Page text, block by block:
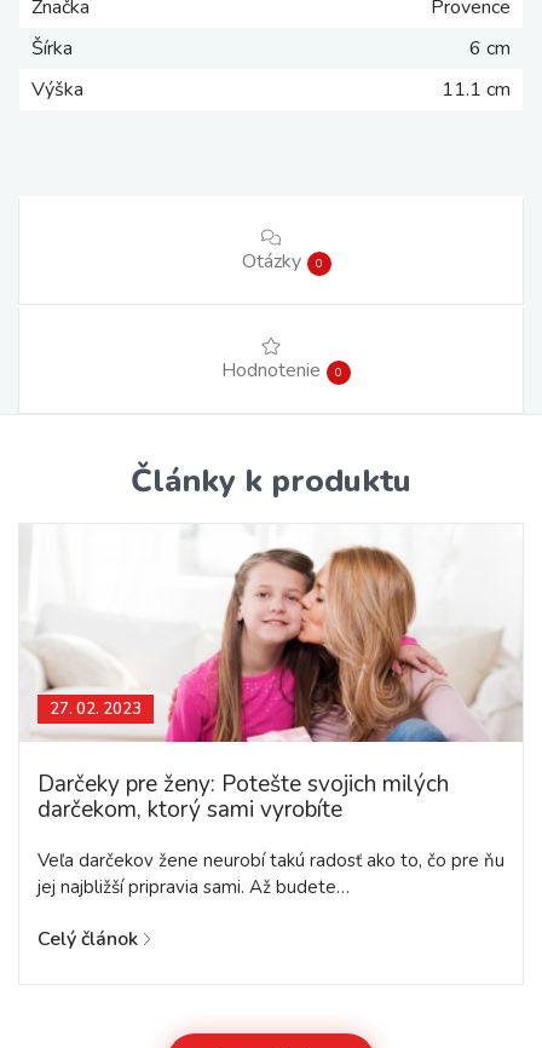
Značka
Provence
Šírka
6 cm
Výška
11.1 cm
Otázky 0
Hodnotenie 0
Články k produktu
27. 02. 2023
Darčeky pre ženy: Potešte svojich milých
darčekom, ktorý sami vyrobíte
Veľa darčekov žene neurobí takú radosť ako to, čo pre ňu
jej najbližší pripravia sami. Až budete…
Celý článok